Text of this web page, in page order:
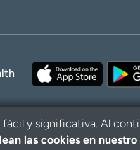
y significativa. Al
las cookies en nuestro